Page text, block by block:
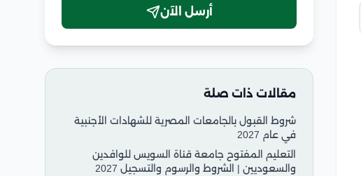
أرسل الآن
مقالات ذات صلة
شروط القبول بالجامعات المصرية للشهادات الأجنبية
في عام 2027
التعليم المفتوح جامعة قناة السويس للوافدين
والسعوديين | الشروط والرسوم والتسجيل 2027